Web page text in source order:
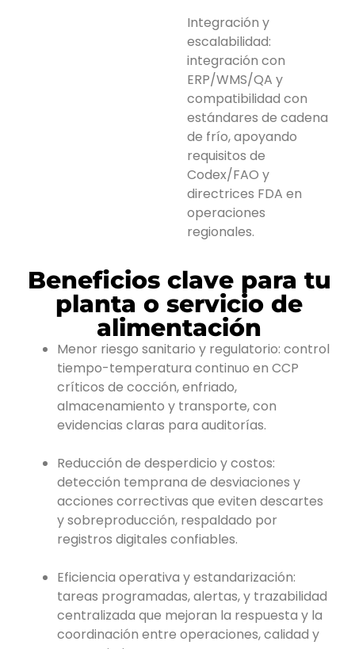
Integración y
escalabilidad:
integración con
ERP/WMS/QA y
compatibilidad con
estándares de cadena
de frío, apoyando
requisitos de
Codex/FAO y
directrices FDA en
operaciones
regionales.
Beneficios clave para tu
planta o servicio de
alimentación
Menor riesgo sanitario y regulatorio: control
tiempo-temperatura continuo en CCP
críticos de cocción, enfriado,
almacenamiento y transporte, con
evidencias claras para auditorías.
Reducción de desperdicio y costos:
detección temprana de desviaciones y
acciones correctivas que eviten descartes
y sobreproducción, respaldado por
registros digitales confiables.
Eficiencia operativa y estandarización:
tareas programadas, alertas, y trazabilidad
centralizada que mejoran la respuesta y la
coordinación entre operaciones, calidad y